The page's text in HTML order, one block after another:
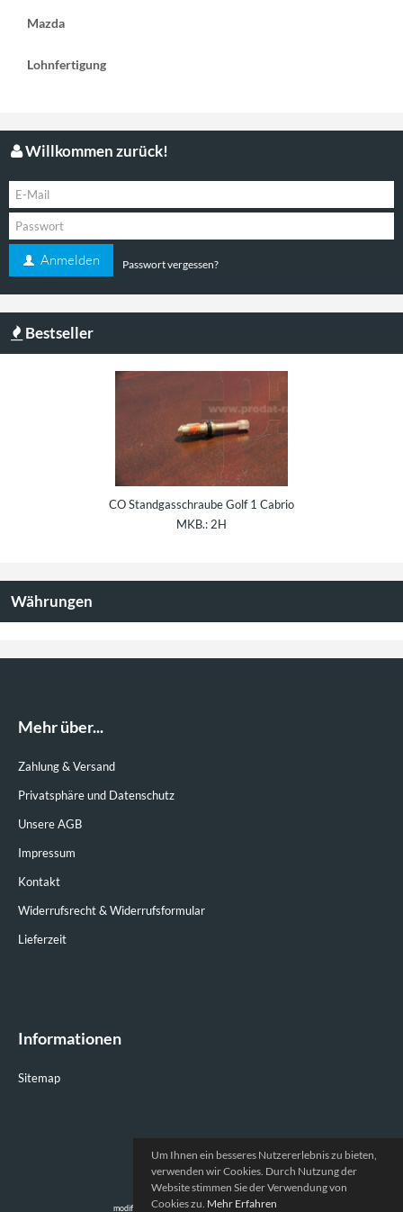
Mazda
Lohnfertigung
Willkommen zurück!
Anmelden Passwort vergessen?
Bestseller
CO Standgasschraube Golf 1 Cabrio Reparatursatz für
Währungen
Mehr über...
Zahlung & Versand
Privatsphäre und Datenschutz
Unsere AGB
Impressum
Kontakt
Widerrufsrecht & Widerrufsformular
Lieferzeit
Informationen
Sitemap
Prodat-Racing © 2026
modified eCommerce Shopsoftware © 2009-2026
Um Ihnen ein besseres Nutzererlebnis zu bieten,
verwenden wir Cookies. Durch Nutzung der
Website stimmen Sie der Verwendung von
Cookies zu. Mehr Erfahren